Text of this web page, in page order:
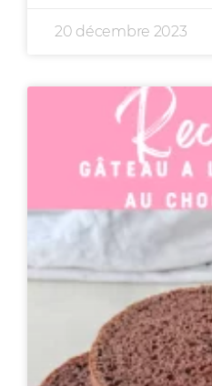
20 décembre 2023